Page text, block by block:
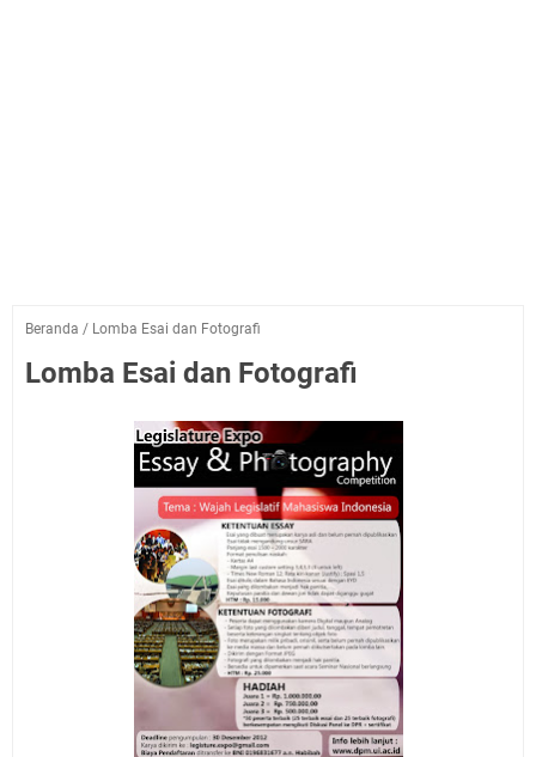
Beranda / Lomba Esai dan Fotografi
Lomba Esai dan Fotografi